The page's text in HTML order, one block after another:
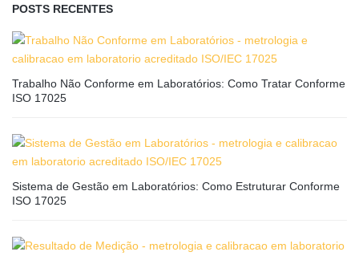
POSTS RECENTES
Trabalho Não Conforme em Laboratórios: Como Tratar Conforme
ISO 17025
Sistema de Gestão em Laboratórios: Como Estruturar Conforme
ISO 17025